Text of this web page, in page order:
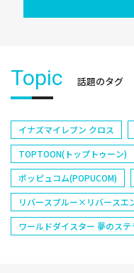
Topic 話題のタグ
イナズマイレブン クロス
TOPTOON(トップトゥーン)
ポッピュコム(POPUCOM)
リバースブルー×リバースエ
ワールドダイスター 夢のス